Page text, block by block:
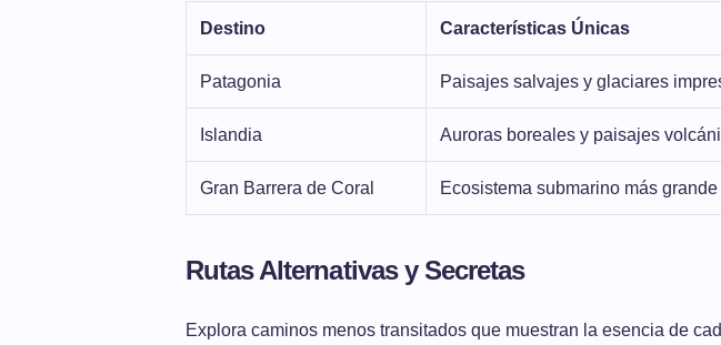
Destino Características Únicas
Patagonia Paisajes salvajes y glaciares
Islandia Auroras boreales y paisajes
Gran Barrera de Coral Ecosistema submarino más
Rutas Alternativas y Secretas
Explora caminos menos transitados que muestran la esencia de